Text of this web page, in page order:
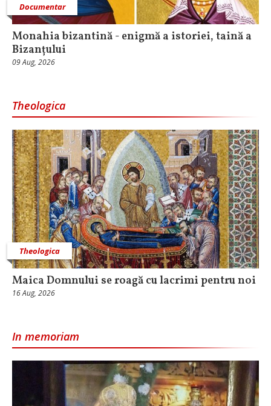
Documentar
Monahia bizantină - enigmă a istoriei, taină a
Bizanțului
09 Aug, 2026
Theologica
Theologica
Maica Domnului se roagă cu lacrimi pentru noi
16 Aug, 2026
In memoriam